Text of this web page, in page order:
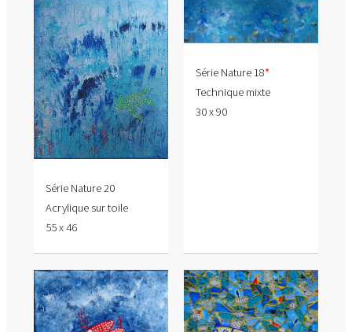
Série Nature 20
Acrylique sur toile
55 x 46
Série Nature 18*
Technique mixte
30 x 90